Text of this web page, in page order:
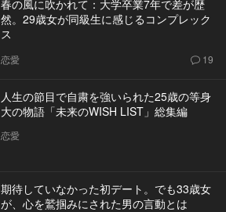
春の風に吹かれて：大学卒業7年で差が歴
然。29歳女が同級生に感じるコンプレック
ス
恋愛 19
人生の節目で自粛を強いられた25歳の等身
大の物語「未来のWISH LIST」総集編
恋愛
期待していなかった初デート。でも33歳女
が、心を鷲掴みにされた男の言動とは